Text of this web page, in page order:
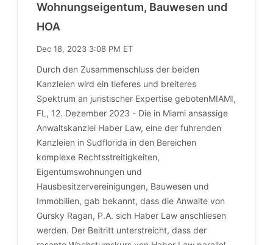
Wohnungseigentum, Bauwesen und
HOA
Dec 18, 2023 3:08 PM ET
Durch den Zusammenschluss der beiden
Kanzleien wird ein tieferes und breiteres
Spektrum an juristischer Expertise gebotenMIAMI,
FL, 12. Dezember 2023 - Die in Miami ansassige
Anwaltskanzlei Haber Law, eine der fuhrenden
Kanzleien in Sudflorida in den Bereichen
komplexe Rechtsstreitigkeiten,
Eigentumswohnungen und
Hausbesitzervereinigungen, Bauwesen und
Immobilien, gab bekannt, dass die Anwalte von
Gursky Ragan, P.A. sich Haber Law anschliesen
werden. Der Beitritt unterstreicht, dass der